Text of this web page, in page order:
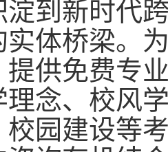
淀到新时代
实体桥梁。
提供免费专
理念、校风
校园建设等